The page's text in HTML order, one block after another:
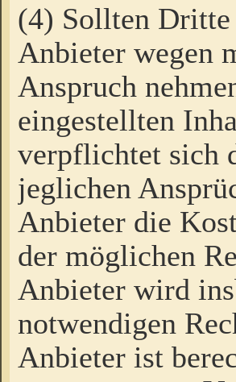
(4) Sollten
Anbieter wegen
Anspruch
eingestellten
verpflichtet sich
jeglichen
Anbieter die
der möglichen
Anbieter wird
notwendigen
Anbieter ist